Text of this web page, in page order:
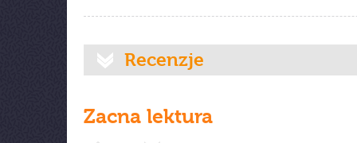
Recenzje
Zacna lektura